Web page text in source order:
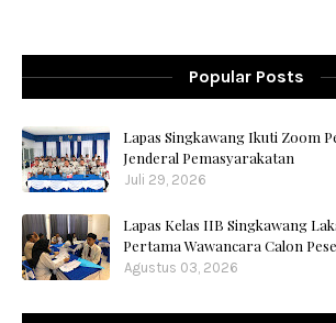
Popular Posts
Lapas Singkawang Ikuti Zoom
Jenderal Pemasyarakatan
Juli 29, 2026
Lapas Kelas IIB Singkawang
Pertama Wawancara Calon
Agustus 03, 2026